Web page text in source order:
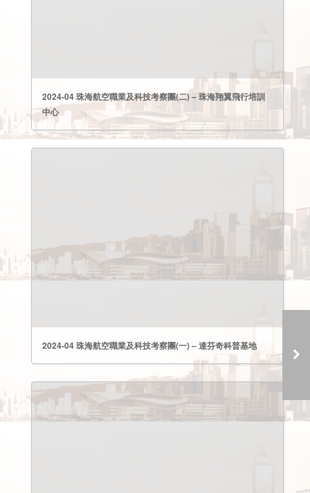
2024-04 珠海航空職業及科技考察團(二) – 珠海翔翼飛行培訓
中心
2024-04 珠海航空職業及科技考察團(一) – 達芬奇科普基地